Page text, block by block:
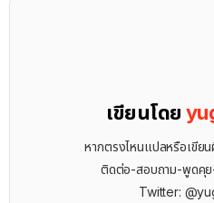
เขียนโดย
หากตรงไหนแปลหรือเขีย
ติดต่อ-สอบถาม-พูดคุย
Twitter: